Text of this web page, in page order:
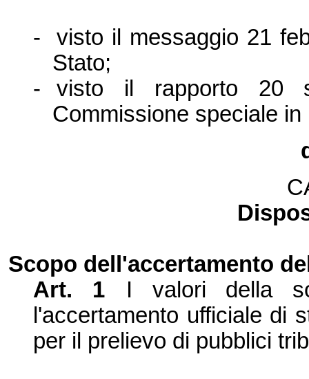
-
visto il messaggio 21
Stato;
-
visto il rapporto 20
Commissione speciale
Scopo dell'accertamento
Art. 1
I valori della
l'accertamento ufficiale di
per il prelievo di pubblici